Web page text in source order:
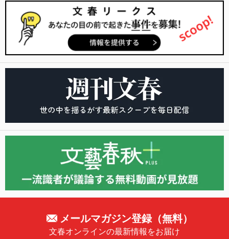
メールマガジン登録（無料）
文春オンラインの最新情報をお届け